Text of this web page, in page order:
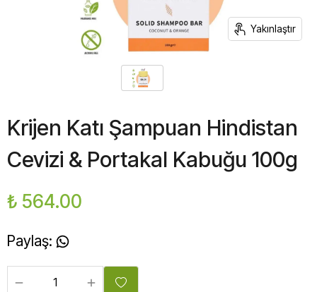
Yakınlaştır
Krijen Katı Şampuan Hindistan
Cevizi & Portakal Kabuğu 100g
₺ 564.00
Paylaş: